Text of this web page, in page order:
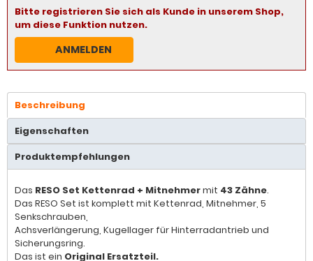
Bitte registrieren Sie sich als Kunde in unserem Shop,
um diese Funktion nutzen.
ANMELDEN
Beschreibung
Eigenschaften
Produktempfehlungen
Das RESO Set Kettenrad + Mitnehmermit 43 Zähne.
Das RESO Set ist komplett mit Kettenrad, Mitnehmer, 5
Senkschrauben,
Achsverlängerung, Kugellager für Hinterradantrieb und
Sicherungsring.
Das ist ein Original Ersatzteil.